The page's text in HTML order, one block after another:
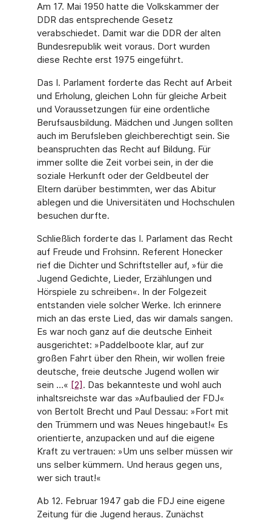
Am 17. Mai 1950 hatte die Volkskammer der
DDR das entsprechende Gesetz
verabschiedet. Damit war die DDR der alten
Bundesrepublik weit voraus. Dort wurden
diese Rechte erst 1975 eingeführt.
Das I. Parlament forderte das Recht auf Arbeit
und Erholung, gleichen Lohn für gleiche Arbeit
und Voraussetzungen für eine ordentliche
Berufsausbildung. Mädchen und Jungen sollten
auch im Berufsleben gleichberechtigt sein. Sie
beanspruchten das Recht auf Bildung. Für
immer sollte die Zeit vorbei sein, in der die
soziale Herkunft oder der Geldbeutel der
Eltern darüber bestimmten, wer das Abitur
ablegen und die Universitäten und Hochschulen
besuchen durfte.
Schließlich forderte das I. Parlament das Recht
auf Freude und Frohsinn. Referent Honecker
rief die Dichter und Schriftsteller auf, »für die
Jugend Gedichte, Lieder, Erzählungen und
Hörspiele zu schreiben«. In der Folgezeit
entstanden viele solcher Werke. Ich erinnere
mich an das erste Lied, das wir damals sangen.
Es war noch ganz auf die deutsche Einheit
ausgerichtet: »Paddelboote klar, auf zur
großen Fahrt über den Rhein, wir wollen freie
deutsche, freie deutsche Jugend wollen wir
sein …« [2]. Das bekannteste und wohl auch
inhaltsreichste war das »Aufbaulied der FDJ«
von Bertolt Brecht und Paul Dessau: »Fort mit
den Trümmern und was Neues hingebaut!« Es
orientierte, anzupacken und auf die eigene
Kraft zu vertrauen: »Um uns selber müssen wir
uns selber kümmern. Und heraus gegen uns,
wer sich traut!«
Ab 12. Februar 1947 gab die FDJ eine eigene
Zeitung für die Jugend heraus. Zunächst